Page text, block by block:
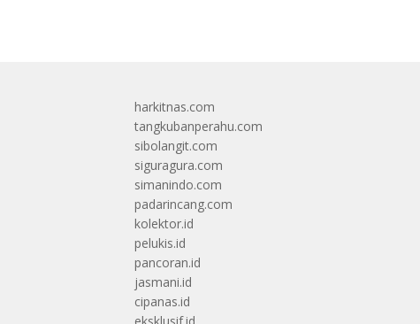
harkitnas.com
tangkubanperahu.com
sibolangit.com
siguragura.com
simanindo.com
padarincang.com
kolektor.id
pelukis.id
pancoran.id
jasmani.id
cipanas.id